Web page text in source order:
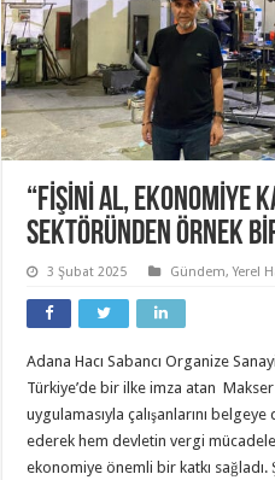
“FİŞİNİ AL, EKONOMİYE
SEKTÖRÜNDEN ÖRNEK
3 Şubat 2025 Gündem,Yerel
Adana Hacı Sabancı Organize
Türkiye’de bir ilke imza atan
uygulamasıyla çalışanlarını
ederek hem devletin vergi
ekonomiye önemli bir katkı sağladı.